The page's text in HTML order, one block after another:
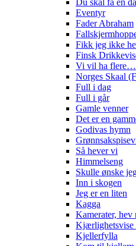
Du skal få en
Eventyr
Fader Abraham
Fikk jeg ikke
Finsk
Vi vil ha flere…
Norges Skaal
Full i dag
Full i går
Gamle venner
Det er en
Godivas hymn
Så hever vi
Himmelseng
Skulle ønske
Inn i skogen
Jeg er en liten
Kagga
Kamerater, hev
Kjærlighetsvise
Kjellerfylla